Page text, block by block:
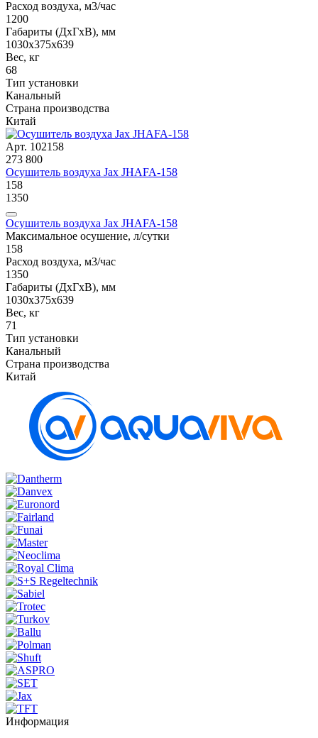
Расход воздуха, м3/час
1200
Габариты (ДxГxВ), мм
1030х375x639
Вес, кг
68
Тип установки
Канальный
Страна производства
Китай
Арт. 102158
273 800
Осушитель воздуха Jax JHAFA-158
158
1350
Осушитель воздуха Jax JHAFA-158
Максимальное осушение, л/сутки
158
Расход воздуха, м3/час
1350
Габариты (ДxГxВ), мм
1030х375x639
Вес, кг
71
Тип установки
Канальный
Страна производства
Китай
Информация